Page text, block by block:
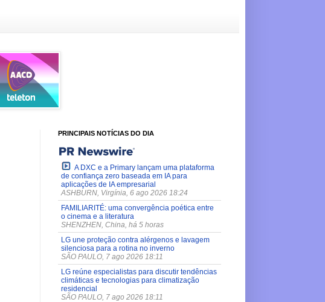
PRINCIPAIS NOTÍCIAS DO DIA
A DXC e a Primary lançam uma plataforma
de confiança zero baseada em IA para
aplicações de IA empresarial
ASHBURN, Virgínia, 6 ago 2026 18:24
FAMILIARITÉ: uma convergência poética entre
o cinema e a literatura
SHENZHEN, China, há 5 horas
LG une proteção contra alérgenos e lavagem
silenciosa para a rotina no inverno
SÃO PAULO, 7 ago 2026 18:11
LG reúne especialistas para discutir tendências
climáticas e tecnologias para climatização
residencial
SÃO PAULO, 7 ago 2026 18:11